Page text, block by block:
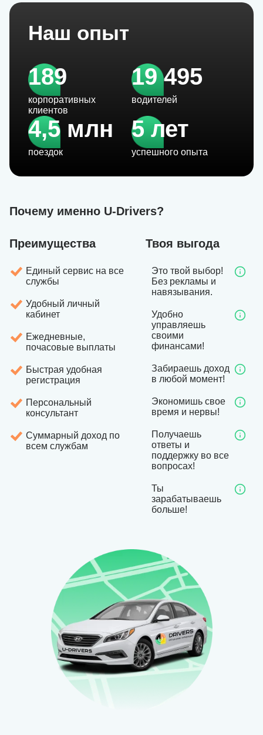
Наш опыт
189
корпоративных
клиентов
19 495
водителей
4,5 млн
поездок
5 лет
успешного опыта
Почему именно U-Drivers?
Преимущества
Единый сервис на все
службы
Удобный личный
кабинет
Ежедневные,
почасовые выплаты
Быстрая удобная
регистрация
Персональный
консультант
Суммарный доход по
всем службам
Твоя выгода
Это твой выбор!
Без рекламы и
навязывания.
Удобно
управляешь
своими
финансами!
Забираешь доход
в любой момент!
Экономишь свое
время и нервы!
Получаешь
ответы и
поддержку во все
вопросах!
Ты
зарабатываешь
больше!